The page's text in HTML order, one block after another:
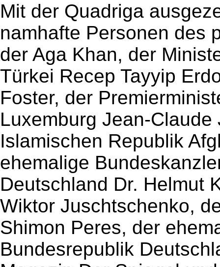
Mit der Quadriga
namhafte Personen des
der Aga Khan, der
Türkei Recep Tayyip
Foster, der
Luxemburg Jean-
Islamischen Republik
ehemalige
Deutschland Dr. Helmut
Wiktor Juschtschenko,
Shimon Peres, der
Bundesrepublik